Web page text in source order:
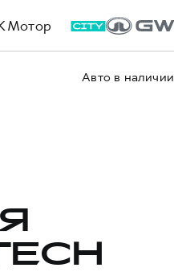
Мотор
Авто в наличии